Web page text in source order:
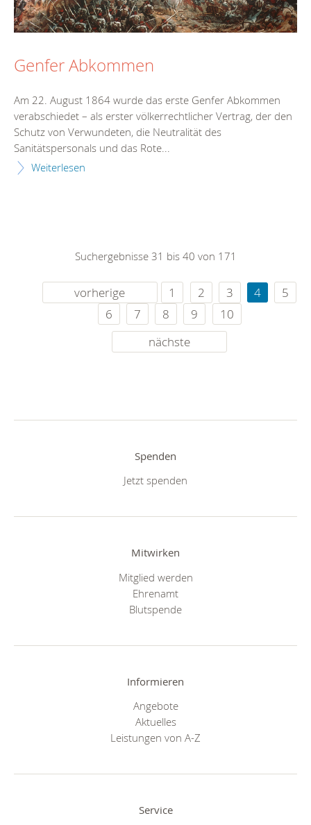
Genfer Abkommen
Am 22. August 1864 wurde das erste Genfer Abkommen
verabschiedet – als erster völkerrechtlicher Vertrag, der den
Schutz von Verwundeten, die Neutralität des
Sanitätspersonals und das Rote...
Weiterlesen
Suchergebnisse 31 bis 40 von 171
vorherige 1 2 3 4
5
6
7 8 9
10
nächste
Spenden
Jetzt spenden
Mitwirken
Mitglied werden
Ehrenamt
Blutspende
Informieren
Angebote
Aktuelles
Leistungen von A-Z
Service